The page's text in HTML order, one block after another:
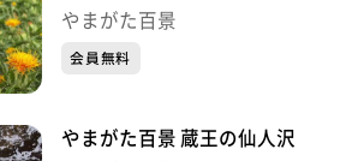
やまがた百景
会員無料
やまがた百景 蔵王の仙人沢